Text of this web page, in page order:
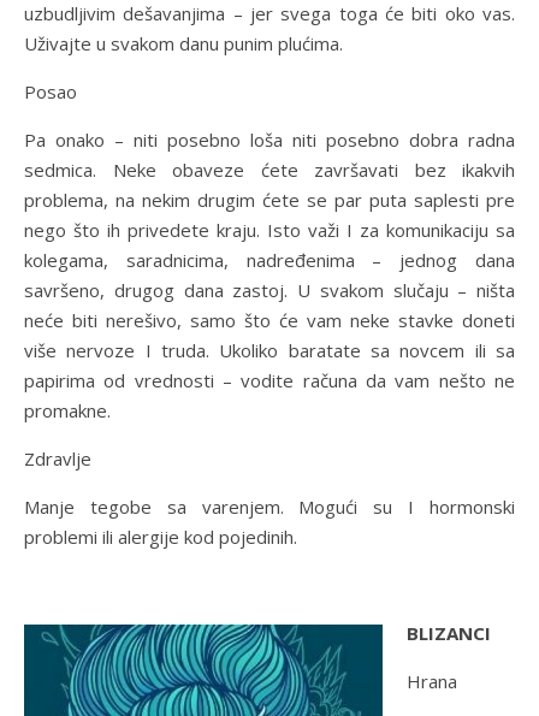
uzbudljivim dešavanjima – jer svega toga će biti oko vas.
Uživajte u svakom danu punim plućima.
Posao
Pa onako – niti posebno loša niti posebno dobra radna
sedmica. Neke obaveze ćete završavati bez ikakvih
problema, na nekim drugim ćete se par puta saplesti pre
nego što ih privedete kraju. Isto važi I za komunikaciju sa
kolegama, saradnicima, nadređenima – jednog dana
savršeno, drugog dana zastoj. U svakom slučaju – ništa
neće biti nerešivo, samo što će vam neke stavke doneti
više nervoze I truda. Ukoliko baratate sa novcem ili sa
papirima od vrednosti – vodite računa da vam nešto ne
promakne.
Zdravlje
Manje tegobe sa varenjem. Mogući su I hormonski
problemi ili alergije kod pojedinih.
BLIZANCI
Hrana